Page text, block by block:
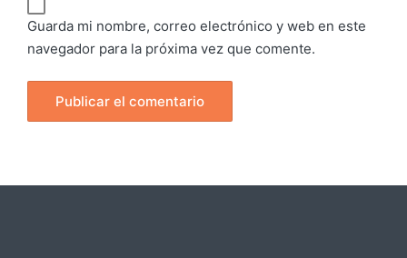
Guarda mi nombre, correo electrónico y web en este
navegador para la próxima vez que comente.